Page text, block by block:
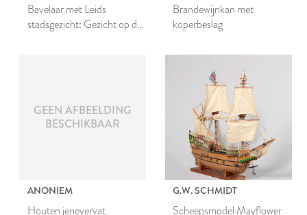
Bavelaar met Leids
stadsgezicht: Gezicht op de
Brandewijnkan met
koperbeslag
GEEN AFBEELDING
BESCHIKBAAR
ANONIEM
Houten jenevervat
G.W. SCHMIDT
Scheepsmodel Mayflower